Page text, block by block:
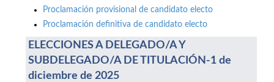
Proclamación provisional de candidato electo
Proclamación definitiva de candidato electo
ELECCIONES A DELEGADO/A Y
SUBDELEGADO/A DE TITULACIÓN-1 de
diciembre de 2025